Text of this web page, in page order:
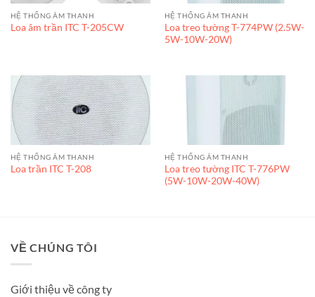
HỆ THỐNG ÂM THANH
Loa âm trần ITC T-205CW
HỆ THỐNG ÂM THANH
Loa treo tường T-774PW (2.5W-
5W-10W-20W)
HỆ THỐNG ÂM THANH
Loa trần ITC T-208
HỆ THỐNG ÂM THANH
Loa treo tường ITC T-776PW
(5W-10W-20W-40W)
VỀ CHÚNG TÔI
Giới thiệu về công ty